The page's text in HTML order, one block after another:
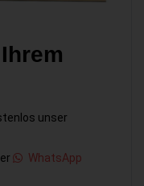
unser
WhatsApp